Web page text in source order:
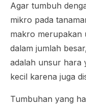
Agar tumbuh
mikro pada
makro merupakan
dalam jumlah
adalah unsur hara
kecil karena juga
Tumbuhan yang